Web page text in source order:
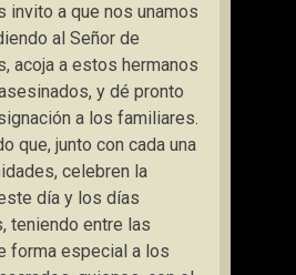
invito a que nos unamos
al Señor de
acoja a estos hermanos
y dé pronto
a los familiares.
que, junto con cada una
celebren la
día y los días
teniendo entre las
forma especial a los